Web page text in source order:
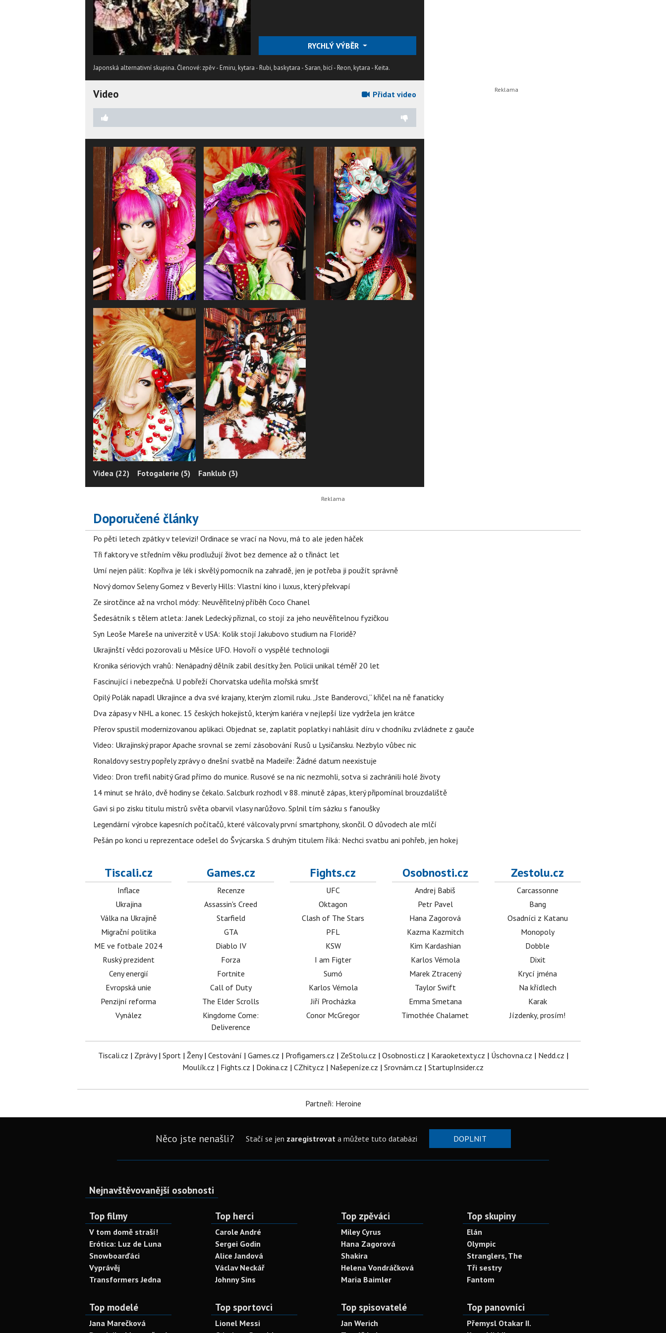
RYCHLÝ VÝBĚR
Japonská alternativní skupina. Členové: zpěv - Emiru, kytara - Rubi, baskytara - Saran, bicí - Reon, kytara - Keita.
Video Přidat video
Videa (22) Fotogalerie (5) Fanklub (3)
Doporučené články
Po pěti letech zpátky v televizi! Ordinace se vrací na Novu, má to ale jeden háček
Tři faktory ve středním věku prodlužují život bez demence až o třináct let
Umí nejen pálit: Kopřiva je lék i skvělý pomocník na zahradě, jen je potřeba ji použít správně
Nový domov Seleny Gomez v Beverly Hills: Vlastní kino i luxus, který překvapí
Ze sirotčince až na vrchol módy: Neuvěřitelný příběh Coco Chanel
Šedesátník s tělem atleta: Janek Ledecký přiznal, co stojí za jeho neuvěřitelnou fyzičkou
Syn Leoše Mareše na univerzitě v USA: Kolik stojí Jakubovo studium na Floridě?
Ukrajinští vědci pozorovali u Měsíce UFO. Hovoří o vyspělé technologii
Kronika sériových vrahů: Nenápadný dělník zabil desítky žen. Policii unikal téměř 20 let
Fascinující i nebezpečná. U pobřeží Chorvatska udeřila mořská smršť
Opilý Polák napadl Ukrajince a dva své krajany, kterým zlomil ruku. „Jste Banderovci,“ křičel na ně fanaticky
Dva zápasy v NHL a konec. 15 českých hokejistů, kterým kariéra v nejlepší lize vydržela jen krátce
Přerov spustil modernizovanou aplikaci. Objednat se, zaplatit poplatky i nahlásit díru v chodníku zvládnete z gauče
Video: Ukrajinský prapor Apache srovnal se zemí zásobování Rusů u Lysičansku. Nezbylo vůbec nic
Ronaldovy sestry popřely zprávy o dnešní svatbě na Madeiře: Žádné datum neexistuje
Video: Dron trefil nabitý Grad přímo do munice. Rusové se na nic nezmohli, sotva si zachránili holé životy
14 minut se hrálo, dvě hodiny se čekalo. Salcburk rozhodl v 88. minutě zápas, který připomínal brouzdaliště
Gavi si po zisku titulu mistrů světa obarvil vlasy narůžovo. Splnil tím sázku s fanoušky
Legendární výrobce kapesních počítačů, které válcovaly první smartphony, skončil. O důvodech ale mlčí
Pešán po konci u reprezentace odešel do Švýcarska. S druhým titulem říká: Nechci svatbu ani pohřeb, jen hokej
Tiscali.cz
Inflace
Ukrajina
Válka na Ukrajině
Migrační politika
ME ve fotbale 2024
Ruský prezident
Ceny energií
Evropská unie
Penzijní reforma
Vynález
Games.cz
Recenze
Assassin's Creed
Starfield
GTA
Diablo IV
Forza
Fortnite
Call of Duty
The Elder Scrolls
Kingdome Come:
Deliverence
Fights.cz
UFC
Oktagon
Clash of The Stars
PFL
KSW
I am Figter
Sumó
Karlos Vémola
Jiří Procházka
Conor McGregor
Osobnosti.cz
Andrej Babiš
Petr Pavel
Hana Zagorová
Kazma Kazmitch
Kim Kardashian
Karlos Vémola
Marek Ztracený
Taylor Swift
Emma Smetana
Timothée Chalamet
Zestolu.cz
Carcassonne
Bang
Osadníci z Katanu
Monopoly
Dobble
Dixit
Krycí jména
Na křídlech
Karak
Jízdenky, prosím!
Tiscali.cz | Zprávy| Sport| Ženy| Cestování | Games.cz | Profigamers.cz | ZeStolu.cz | Osobnosti.cz | Karaoketexty.cz | Úschovna.cz | Nedd.cz |
Moulík.cz | Fights.cz | Dokina.cz | CZhity.cz | Našepeníze.cz | Srovnám.cz | StartupInsider.cz
Partneři: Heroine
Něco jste nenašli? Stačí se jen zaregistrovata můžete tuto databázi DOPLNIT
Nejnavštěvovanější osobnosti
Top filmy
V tom domě straší!
Erótica: Luz de Luna
Snowboarďáci
Vyprávěj
Transformers Jedna
Top herci
Carole André
Sergei Godin
Alice Jandová
Václav Neckář
Johnny Sins
Top zpěváci
Miley Cyrus
Hana Zagorová
Shakira
Helena Vondráčková
Maria Baimler
Top skupiny
Elán
Olympic
Stranglers, The
Tři sestry
Fantom
Top modelé
Jana Marečková
Top sportovci
Lionel Messi
Top spisovatelé
Jan Werich
Top panovníci
Přemysl Otakar II.